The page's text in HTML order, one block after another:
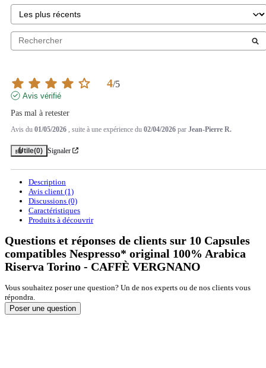
4/5
Avis vérifié
Pas mal à retester
Avis du 01/05/2026 , suite à une expérience du 02/04/2026 par Jean-Pierre R.
Utile(0) Signaler
Description
Avis client (1)
Discussions (0)
Caractéristiques
Produits à découvrir
Questions et réponses de clients sur 10 Capsules
compatibles Nespresso* original 100% Arabica
Riserva Torino - CAFFÈ VERGNANO
Vous souhaitez poser une question? Un de nos experts ou de nos clients vous
répondra.
Poser une question